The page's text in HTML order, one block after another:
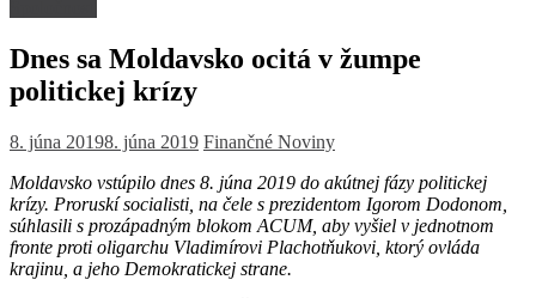
Dnes sa Moldavsko ocitá v žumpe
politickej krízy
8. júna 20198. júna 2019 Finančné Noviny
Moldavsko vstúpilo dnes 8. júna 2019 do akútnej fázy politickej
krízy. Proruskí socialisti, na čele s prezidentom Igorom Dodonom,
súhlasili s prozápadným blokom ACUM, aby vyšiel v jednotnom
fronte proti oligarchu Vladimírovi Plachotňukovi, ktorý ovláda
krajinu, a jeho Demokratickej strane.